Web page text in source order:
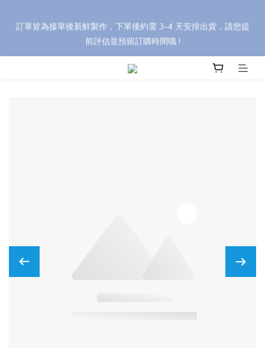
折（刷卡最高優惠）。 輸入折扣碼 【YH88】，依活動辦法享最高
85 折優惠！
訂單皆為接單後新鮮製作，下單後約需 3–4 天安排出貨，請您提
前評估並預留訂購時間哦 !
🎁 【中秋禮盒訂購優惠】 任選 8 盒以上享 95 折，30 盒以上享 9